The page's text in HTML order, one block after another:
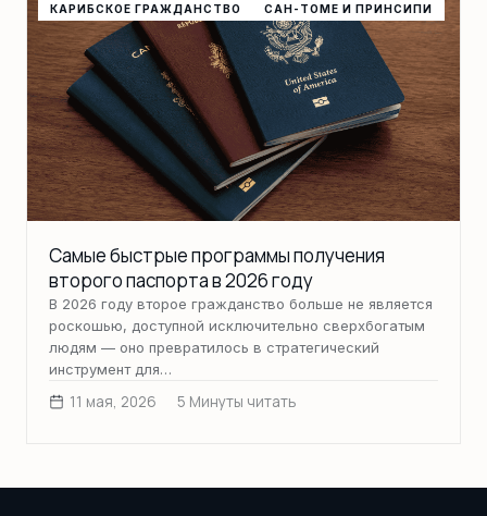
КАРИБСКОЕ ГРАЖДАНСТВО
САН-ТОМЕ И ПРИНСИПИ
Самые быстрые программы получения
второго паспорта в 2026 году
В 2026 году второе гражданство больше не является
роскошью, доступной исключительно сверхбогатым
людям — оно превратилось в стратегический
инструмент для…
11 мая, 2026 5 Минуты читать